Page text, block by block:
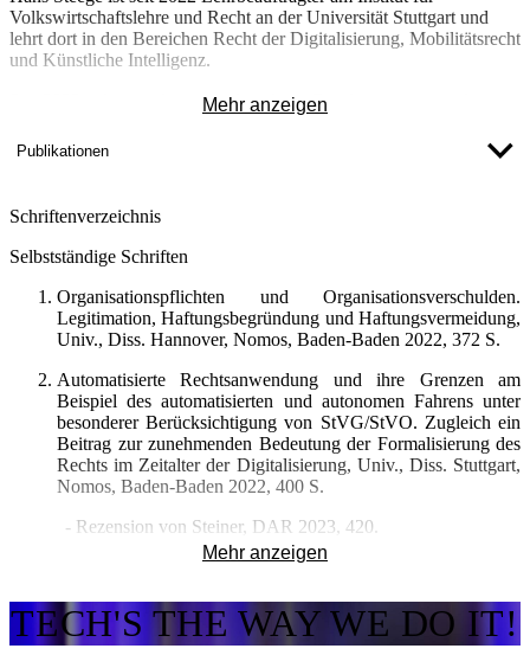
Volkswirtschaftslehre und Recht an der Universität Stuttgart und
lehrt dort in den Bereichen Recht der Digitalisierung, Mobilitätsrecht
und Künstliche Intelligenz.
Seit 2023 gehört er dem vom damaligen Bundesministerium für
Digitales und Verkehr (BMDV) eingerichteten „Runder Tisch
Autonomes Fahren“ (Themenfeld "Sicherheit und Risiko") an.
"Fahrzeugtechnik" des Deutschen Verkehrssicherheitsrats (DVR)
e.V.
Hans Steege ist Herausgeber und Autor zahlreicher
Veröffentlichungen sowie Verfasser von Gutachten, u.a. für das
Deutsche Zentrum für Luft- und Raumfahrt (DLR).
Er gehört seit April 2026 dem Promotionsverband Baden-
Württemberg an.
Mehr anzeigen
Publikationen
Schriftenverzeichnis
Selbstständige Schriften
Organisationspflichten und Organisationsverschulden.
Legitimation, Haftungsbegründung und Haftungsvermeidung,
Univ., Diss. Hannover, Nomos, Baden-Baden 2022, 372 S.
Automatisierte Rechtsanwendung und ihre Grenzen am
Beispiel des automatisierten und autonomen Fahrens unter
besonderer Berücksichtigung von StVG/StVO. Zugleich ein
Beitrag zur zunehmenden Bedeutung der Formalisierung des
Rechts im Zeitalter der Digitalisierung, Univ., Diss. Stuttgart,
Nomos, Baden-Baden 2022, 400 S.
- Rezension von Steiner, DAR 2023, 420.
- Rezension von Sandherr, DRiZ 5/2023, 193.
- Rezension von Knoll, LTZ 2023, 164.
Mehr anzeigen
TECH'S THE WAY WE DO IT!